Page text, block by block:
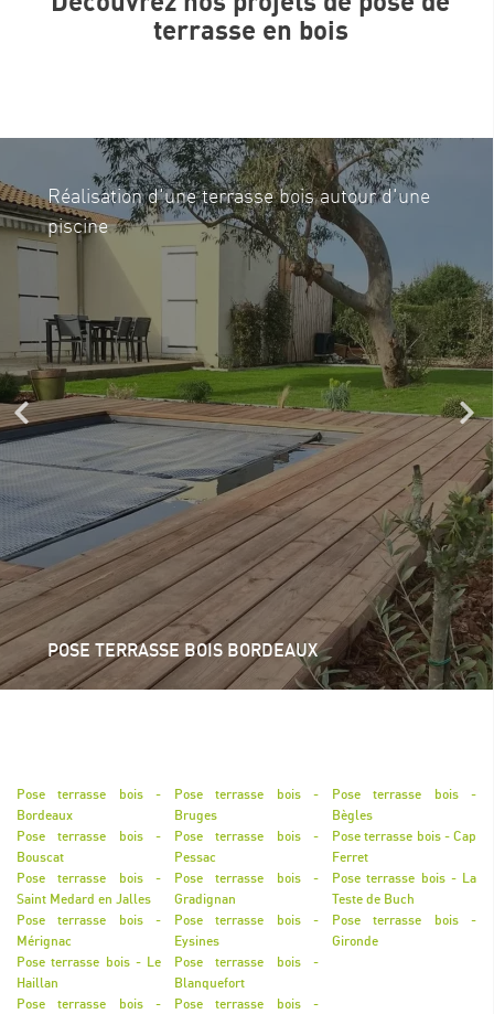
terrasse en bois
Réalisation d'une terrasse bois autour d'une
piscine
POSE TERRASSE BOIS BORDEAUX
Pose terrasse bois -
Bordeaux
Pose terrasse bois -
Bouscat
Pose terrasse bois -
Saint Medard en Jalles
Pose terrasse bois -
Mérignac
Pose terrasse bois - Le
Haillan
Pose terrasse bois -
Pose terrasse bois -
Bruges
Pose terrasse bois -
Pessac
Pose terrasse bois -
Gradignan
Pose terrasse bois -
Eysines
Pose terrasse bois -
Blanquefort
Pose terrasse bois -
Pose terrasse bois -
Bègles
Pose terrasse bois - Cap
Ferret
Pose terrasse bois - La
Teste de Buch
Pose terrasse bois -
Gironde